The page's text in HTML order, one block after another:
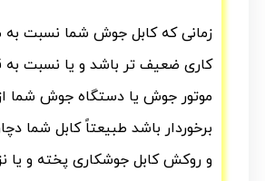
زمانی که کابل جوش شما نسبت به
کاری ضعیف تر باشد و یا نسبت
موتور جوش یا دستگاه جوش شما
برخوردار باشد طبیعتاً کابل شما
و روکش کابل جوشکاری پخته و یا